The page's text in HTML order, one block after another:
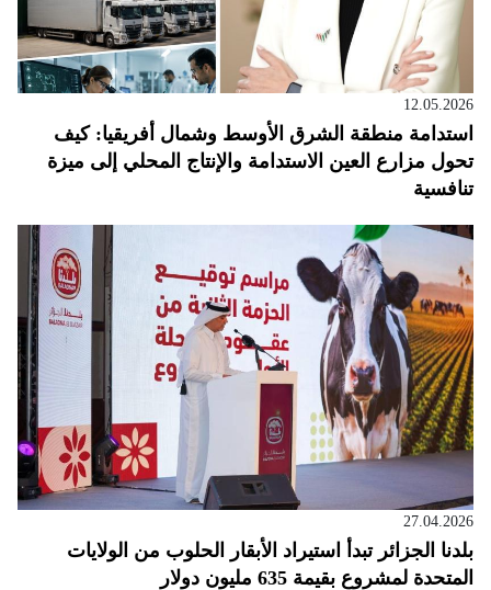
12.05.2026
استدامة منطقة الشرق الأوسط وشمال أفريقيا: كيف
تحول مزارع العين الاستدامة والإنتاج المحلي إلى ميزة
تنافسية
27.04.2026
بلدنا الجزائر تبدأ استيراد الأبقار الحلوب من الولايات
المتحدة لمشروع بقيمة 635 مليون دولار